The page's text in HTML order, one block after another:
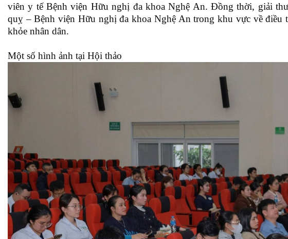
viên y tế Bệnh viện Hữu nghị đa khoa Nghệ An. Đồng thời, giải
quỵ – Bệnh viện Hữu nghị đa khoa Nghệ An trong khu vực về điều
khỏe nhân dân.
Một số hình ảnh tại Hội thảo